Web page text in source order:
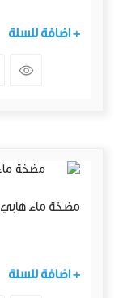
+ اضافة للسلة
مضخة ماء هابي 2 حصان 1"
+ اضافة للسلة